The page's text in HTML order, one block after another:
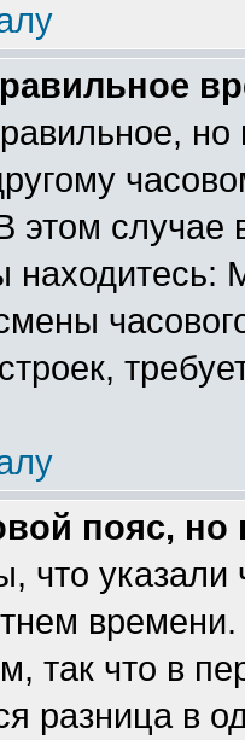
этом
пояс,
что указали
так что в
разница в